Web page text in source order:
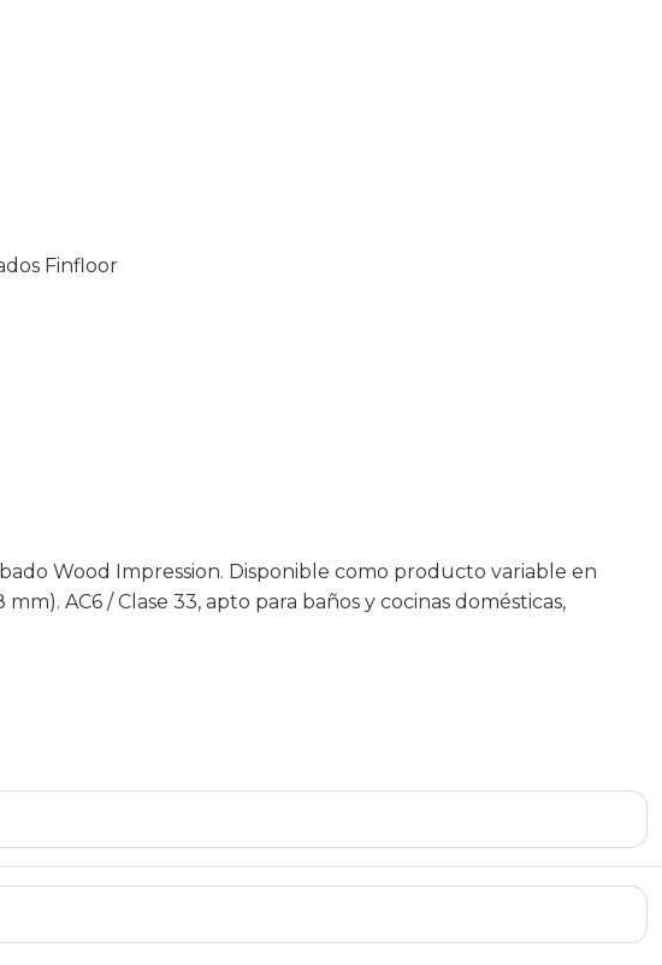
Finfloor
Wood Impression. Disponible como producto variable en
AC6 / Clase 33, apto para baños y cocinas domésticas,